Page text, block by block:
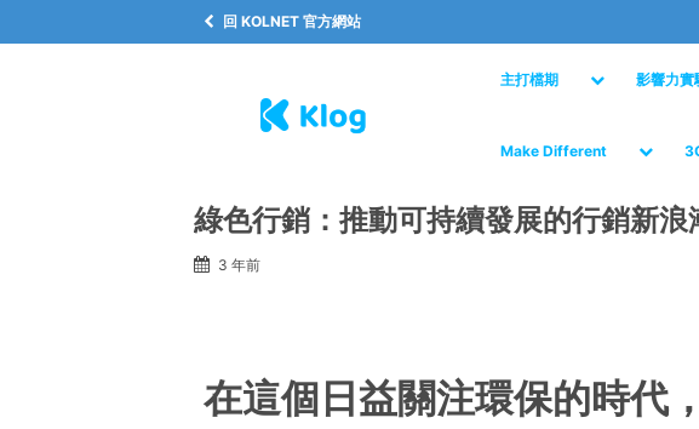
回 KOLNET 官方網站
主打檔期 影響力實
Make Different
綠色行銷：推動可持續發展的行銷新浪
3 年前
在這個日益關注環保的時代